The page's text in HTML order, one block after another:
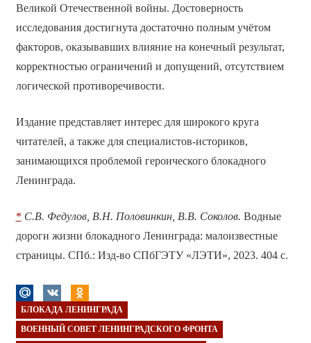
Великой Отечественной войны. Достоверность
исследования достигнута достаточно полным учётом
факторов, оказывавших влияние на конечный результат,
корректностью ограничений и допущений, отсутствием
логической противоречивости.
Издание представляет интерес для широкого круга
читателей, а также для специалистов-историков,
занимающихся проблемой героического блокадного
Ленинграда.
* С.В. Федулов, В.Н. Половинкин, В.В. Соколов. Водные
дороги жизни блокадного Ленинграда: малоизвестные
страницы. СПб.: Изд-во СПбГЭТУ «ЛЭТИ», 2023. 404 с.
БЛОКАДА ЛЕНИНГРАДА
ВОЕННЫЙ СОВЕТ ЛЕНИНГРАДСКОГО ФРОНТА